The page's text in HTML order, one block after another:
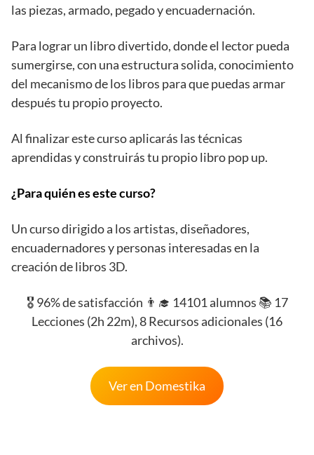
las piezas, armado, pegado y encuadernación.
Para lograr un libro divertido, donde el lector pueda
sumergirse, con una estructura solida, conocimiento
del mecanismo de los libros para que puedas armar
después tu propio proyecto.
Al finalizar este curso aplicarás las técnicas
aprendidas y construirás tu propio libro pop up.
¿Para quién es este curso?
Un curso dirigido a los artistas, diseñadores,
encuadernadores y personas interesadas en la
creación de libros 3D.
🎖️ 96% de satisfacción 👨‍🎓 14101 alumnos 📚 17
Lecciones (2h 22m), 8 Recursos adicionales (16
archivos).
Ver en Domestika